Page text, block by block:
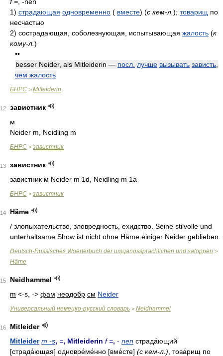
1) страдающая одновременно ( вместе) (с кем-л. ); товарищ по
несчастью
2) сострадающая, соболезнующая, испытывающая жалость (к
кому-л. )
••
besser Neider, als Mitleiderin — посл. лучше вызывать зависть
чем жалость
БНРС > Mitleiderin
12
завистник
м
Neider m, Neidling m
БНРС > завистник
13
завистник
завистник м Neider m 1d, Neidling m 1a
БНРС > завистник
14
Häme
/ злопыхательство, зловредность, ехидство. Seine stilvolle und
unterhaltsame Show ist nicht ohne Häme einiger Neider geblieben.
Deutsch-Russisches Woerterbuch der umgangssprachlichen und saloppen >
Häme
15
Neidhammel
m <-s, -> фам неодобр см Neider
Универсальный немецко-русский словарь > Neidhammel
16
Mitleider
Mitleider m -s, =, Mitleiderin f =, - nen страда́ющий
[страда́ющая] одновре́ме́нно [вме́сте] (с кем-л.) , това́рищ по